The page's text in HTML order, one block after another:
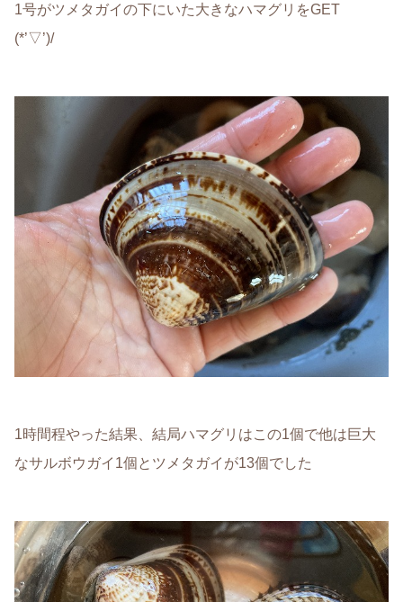
1号がツメタガイの下にいた大きなハマグリをGET
(*’▽’)/
1時間程やった結果、結局ハマグリはこの1個で他は巨大
なサルボウガイ1個とツメタガイが13個でした